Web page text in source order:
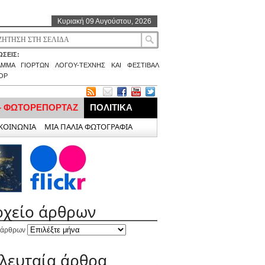
Κυριακή 09 Αυγούστου, 2026
ΓΙΟΡΤΩΝ ΛΟΓΟΥ-ΤΕΧΝΗΣ ΚΑΙ ΦΕΣΤΙΒΑΛ
ΦΩΤΟΡΕΠΟΡΤΑΖ ΠΟΛΙΤΙΚΑ
ΜΙΑ ΠΑΛΙΑ ΦΩΤΟΓΡΑΦΙΑ
άρθρων
άρθρων
άρθρα